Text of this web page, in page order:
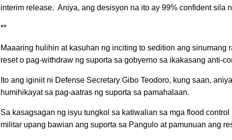
interim release. Aniya, ang desisyon na ito ay 99% confident sila
**
Maaaring hulihin at kasuhan ng inciting to sedition ang sinumang
reset o pag-withdraw ng suporta sa gobyerno sa ikakasang anti-
Ito ang iginiit ni Defense Secretary Gibo Teodoro, kung saan,
humihikayat sa pag-aatras ng suporta sa pamahalaan.
Sa kasagsagan ng isyu tungkol sa katiwalian sa mga flood
militar upang bawian ang suporta sa Pangulo at pamunuan ang